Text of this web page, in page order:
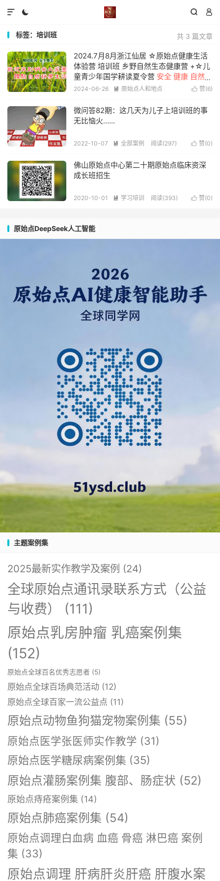
  

共 3 篇文章
标签：培训班
2024.7月8月浙江仙居 ☆原始点健康生活
体验营 培训班 乡野自然生态健康营 +☆儿
童青少年国学耕读夏令营 安全 健康 自然
生态 乐和 营。首次使用AI人工智能教学助
 赞(6)
2024-06-26  原始点人和地点
微问答82期：这几天为儿子上培训班的事
无比恼火……
 赞(0)
2022-10-07  全部案例 阅读(297)
佛山原始点中心第二十期原始点临床资深
成长班招生
 赞(0)
2020-10-01  学习培训 阅读(393)
原始点DeepSeek人工智能
主题案例集
2025最新实作教学及案例 (24)
全球原始点通讯录联系方式（公益
与收费）
(111)
原始点乳房肿瘤 乳癌案例集
(152)
原始点全球百名优秀志愿者 (5)
原始点全球百场典范活动 (12)
原始点全球百家一流公益点 (11)
原始点动物鱼狗猫宠物案例集 (55)
原始点医学张医师实作教学 (31)
原始点医学糖尿病案例集 (35)
原始点灌肠案例集 腹部、肠症状 (52)
原始点痔疮案例集 (14)
原始点肺癌案例集 (54)
原始点调理白血病 血癌 骨癌 淋巴癌 案例
集 (33)
原始点调理 肝病肝炎肝癌 肝腹水案